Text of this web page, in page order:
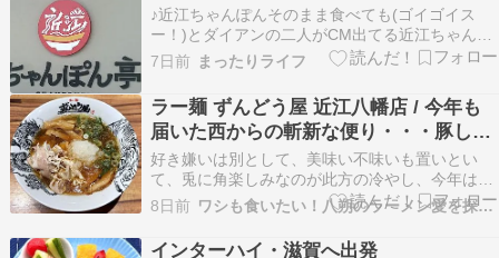
♪近江ちゃんぽんそのまま食べても(ゴイゴイス
ー！)とダイアンの二人がCM出てる近江ちゃんぽ
んのちゃんぽん亭京都に新店舗！しかも！城陽市
に新店舗誕生！2026年6月11日にオープンしたら
しく自分はなんとなく食べたくて、ちゃんぽん亭
のＨＰを見て最近知った???? 場所はアルプラザ
城…
7日前 まったりライフ
ラー麺 ずんどう屋 近江八幡店 / 今年も
届いた西からの斬新な便り・・・豚しゃ
ぶ鬼おろし＠滋賀県近江八幡市
好き嫌いは別として、美味い不味いも置いとい
て、兎に角楽しみなのが此方の冷やし、今年は
「ラー麺 ずんどう屋 近江八幡店」さんにて。例
によって夜更けの一杯。個人的にチェーン店の限
定は完成度の北陸、振り切る家系、この2つがテ
8日前 ワシも食いたい！八朔のラーメン愛を探して
インターハイ・滋賀へ出発